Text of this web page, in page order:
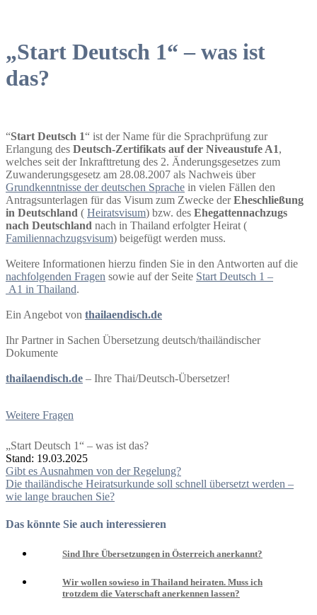
„Start Deutsch 1“ – was ist
das?
“Start Deutsch 1“ ist der Name für die Sprachprüfung zur
Erlangung des Deutsch-Zertifikats auf der Niveaustufe A1,
welches seit der Inkrafttretung des 2. Änderungsgesetzes zum
Zuwanderungsgesetz am 28.08.2007 als Nachweis über
Grundkenntnisse der deutschen Sprache in vielen Fällen den
Antragsunterlagen für das Visum zum Zwecke derEheschließung
in Deutschland ( Heiratsvisum) bzw. des Ehegattennachzugs
nach Deutschland nach in Thailand erfolgter Heirat (
Familiennachzugsvisum) beigefügt werden muss.
Weitere Informationen hierzu finden Sie in den Antworten auf die
nachfolgenden Fragen sowie auf der Seite Start Deutsch 1 –
A1 in Thailand.
Ein Angebot von thailaendisch.de
Ihr Partner in Sachen Übersetzung deutsch/thailändischer
Dokumente
thailaendisch.de – Ihre Thai/Deutsch-Übersetzer!
Weitere Fragen
„Start Deutsch 1“ – was ist das?
Stand: 19.03.2025
Beitragsnavigation
Gibt es Ausnahmen von der Regelung?
Die thailändische Heiratsurkunde soll schnell übersetzt werden –
wie lange brauchen Sie?
Das könnte Sie auch interessieren
Sind Ihre Übersetzungen in Österreich anerkannt?
Wir wollen sowieso in Thailand heiraten. Muss ich
trotzdem die Vaterschaft anerkennen lassen?